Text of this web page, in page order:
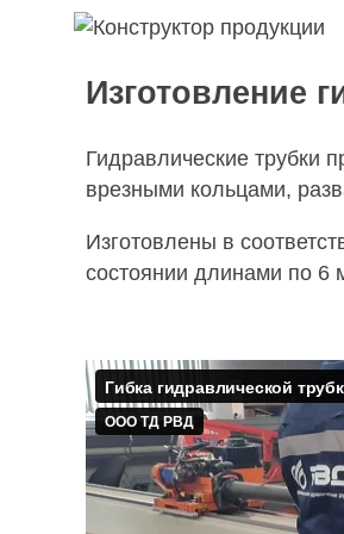
Изготовление
Гидравлические трубки
врезными кольцами,
Изготовлены в
состоянии длинами по 6